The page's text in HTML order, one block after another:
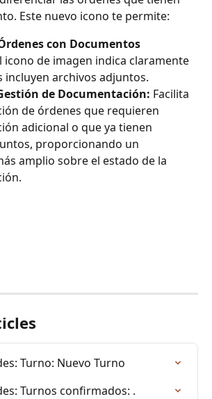
Este nuevo icono te permite:
con Documentos
icono de imagen indica claramente
incluyen archivos adjuntos.
de Documentación: Facilita
de órdenes que requieren
adicional o que ya tienen
proporcionando un
amplio sobre el estado de la
Turno: Nuevo Turno
Turnos confirmados: .